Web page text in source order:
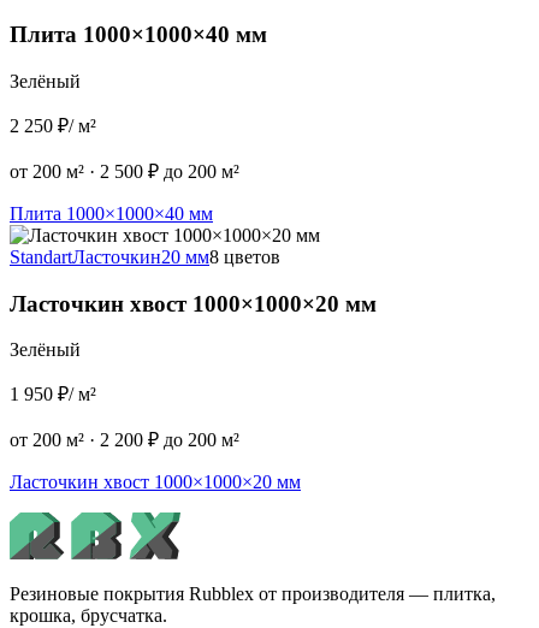
Плита 1000×1000×40 мм
Зелёный
2 250 ₽/ м²
от 200 м² · 2 500 ₽ до 200 м²
Плита 1000×1000×40 мм
StandartЛасточкин20 мм8 цветов
Ласточкин хвост 1000×1000×20 мм
Зелёный
1 950 ₽/ м²
от 200 м² · 2 200 ₽ до 200 м²
Ласточкин хвост 1000×1000×20 мм
Резиновые покрытия Rubblex от производителя — плитка,
крошка, брусчатка.